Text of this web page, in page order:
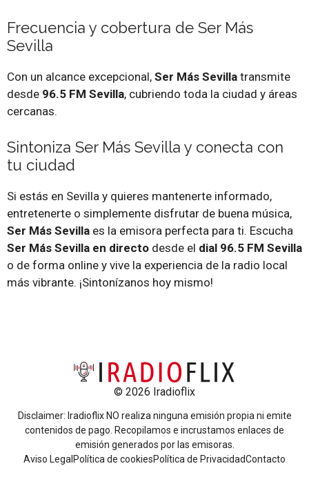
Frecuencia y cobertura de Ser Más
Sevilla
Con un alcance excepcional, Ser Más Sevilla transmite
desde 96.5 FM Sevilla, cubriendo toda la ciudad y áreas
cercanas.
Sintoniza Ser Más Sevilla y conecta con
tu ciudad
Si estás en Sevilla y quieres mantenerte informado,
entretenerte o simplemente disfrutar de buena música,
Ser Más Sevilla es la emisora perfecta para ti. Escucha
Ser Más Sevilla en directo desde el dial 96.5 FM Sevilla
o de forma online y vive la experiencia de la radio local
más vibrante. ¡Sintonízanos hoy mismo!
© 2026 Iradioflix
Disclaimer: Iradioflix NO realiza ninguna emisión propia ni emite
contenidos de pago. Recopilamos e incrustamos enlaces de
emisión generados por las emisoras.
Aviso Legal Política de cookiesPolítica de PrivacidadContacto